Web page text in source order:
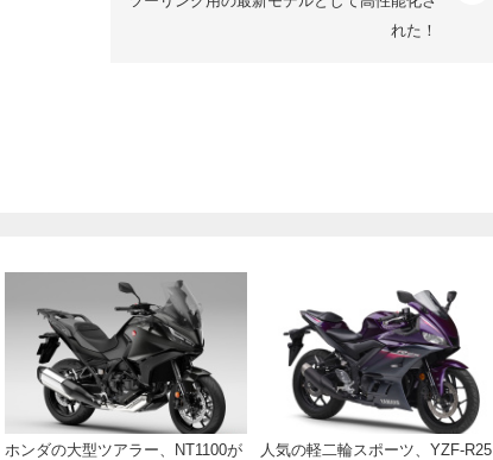
れた！
ホンダの大型ツアラー、NT1100が
人気の軽二輪スポーツ、YZF-R25